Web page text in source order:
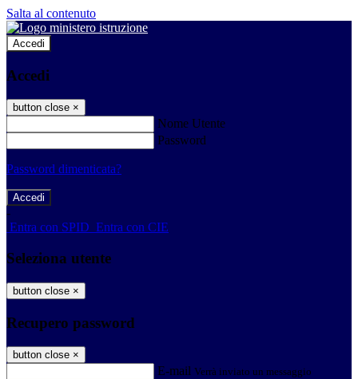
Salta al contenuto
Accedi
Accedi
button close ×
Nome Utente
Password
Password dimenticata?
-
Entra con SPID Entra con CIE
Seleziona utente
button close ×
Recupero password
button close ×
E-mail Verrà inviato un messaggio